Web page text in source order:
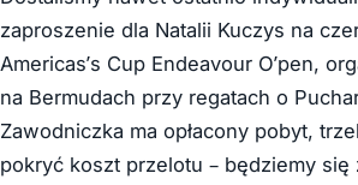
zaproszenie dla Natalii Kuczys na
Americas’s Cup Endeavour O’pen,
na Bermudach przy regatach o
Zawodniczka ma opłacony pobyt,
pokryć koszt przelotu – będziemy się